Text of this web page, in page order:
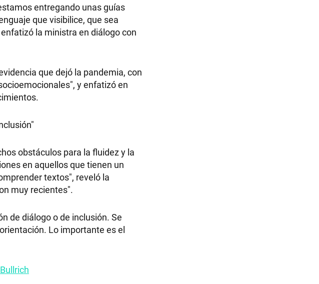
entregando unas guías
que visibilice, que sea
la ministra en diálogo con
que dejó la pandemia, con
y enfatizó en
obstáculos para la fluidez y la
en aquellos que tienen un
textos", reveló la
muy recientes".
de diálogo o de inclusión. Se
Lo importante es el